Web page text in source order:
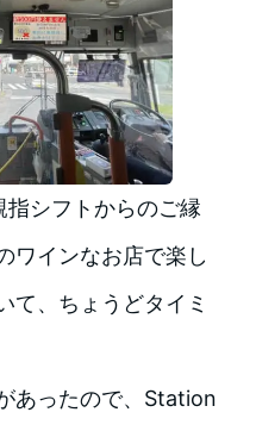
シフトからのご縁
ワインなお店で楽し
て、ちょうどタイミ
あったので、Station